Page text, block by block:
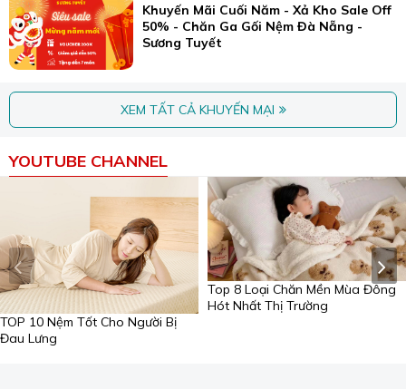
Khuyến Mãi Cuối Năm - Xả Kho Sale Off
50% - Chăn Ga Gối Nệm Đà Nẵng -
Sương Tuyết
XEM TẤT CẢ KHUYẾN MẠI
YOUTUBE CHANNEL
TOP 10 Nệm Tốt Cho Người Bị
Đau Lưng
Top 8 Loại Chăn Mền Mùa Đông
Hót Nhất Thị Trường